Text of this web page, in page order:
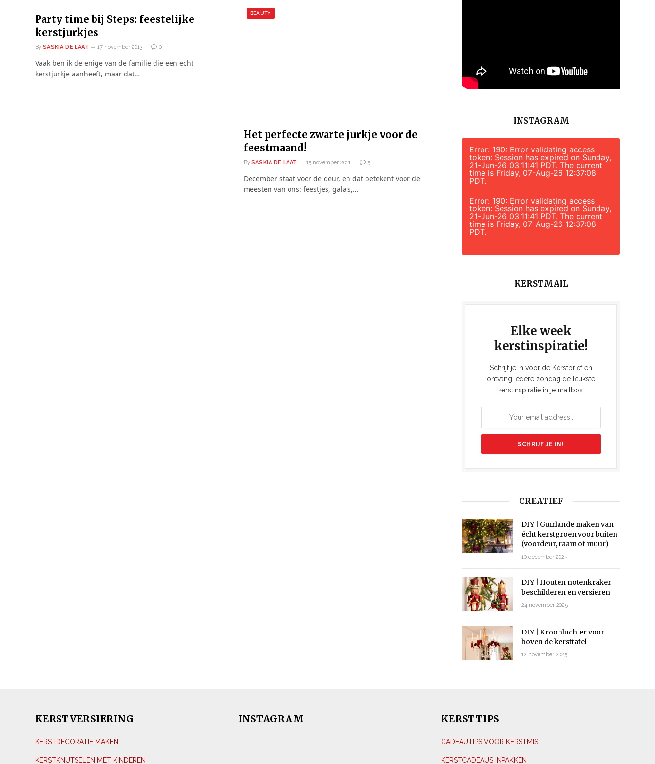
Party time bij Steps: feestelijke
kerstjurkjes
By SASKIA DE LAAT 17 november 2013 0
Vaak ben ik de enige van de familie die een echt
kerstjurkje aanheeft, maar dat…
BEAUTY
Het perfecte zwarte jurkje voor de
feestmaand!
By SASKIA DE LAAT 15 november 2011 5
December staat voor de deur, en dat betekent voor de
meesten van ons: feestjes, gala’s,…
INSTAGRAM
Error: 190: Error validating access
token: Session has expired on Sunday,
21-Jun-26 03:11:41 PDT. The current
time is Friday, 07-Aug-26 12:37:08
PDT.
Error: 190: Error validating access
token: Session has expired on Sunday,
21-Jun-26 03:11:41 PDT. The current
time is Friday, 07-Aug-26 12:37:08
PDT.
KERSTMAIL
Elke week
kerstinspiratie!
Schrijf je in voor de Kerstbrief en
ontvang iedere zondag de leukste
kerstinspiratie in je mailbox.
CREATIEF
DIY | Guirlande maken van
écht kerstgroen voor buiten
(voordeur, raam of muur)
10 december 2025
DIY | Houten notenkraker
beschilderen en versieren
24 november 2025
DIY | Kroonluchter voor
boven de kersttafel
12 november 2025
KERSTVERSIERING
KERSTDECORATIE MAKEN
KERSTKNUTSELEN MET KINDEREN
INSTAGRAM KERSTTIPS
CADEAUTIPS VOOR KERSTMIS
KERSTCADEAUS INPAKKEN